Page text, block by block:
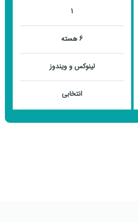
1
6 هسته
لینوکس و ویندوز
انتخابی